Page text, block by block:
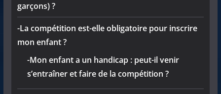
garçons) ?
-La compétition est-elle obligatoire pour inscrire
mon enfant ?
-Mon enfant a un handicap : peut-il venir
s’entraîner et faire de la compétition ?